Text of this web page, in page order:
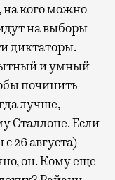
на кого можно
на выборы
диктаторы.
и умный
починить
лучше,
Сталлоне. Если
26 августа)
он. Кому еще